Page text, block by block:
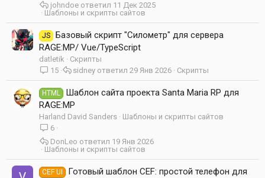
Шаблоны и скрипты сайтов
11 Дек 2025
johndoe
JS
Базовый скрипт "Силометр" для сервера
RAGE:MP/ Vue/TypeScript
datletik
Скрипты
15
Скрипты
29 Янв 2026
sidney
HTML
Шаблон сайта проекта Santa Maria RP для
RAGE:MP
Harland David Sanders
Шаблоны и скрипты сайтов
6
Шаблоны и скрипты сайтов
19 Янв 2026
DonLeo
CEF UI
Готовый шаблон CEF: простой телефон для